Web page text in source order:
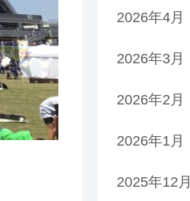
2026年4月
2026年3月
2026年2月
2026年1月
2025年12月